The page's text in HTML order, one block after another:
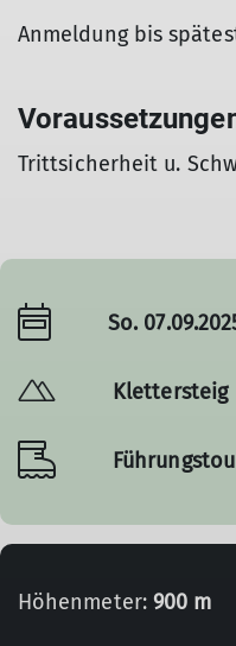
Anmeldung bis
Trittsicherheit u.
So.
Klettersteig
Höhenmeter: 900 m